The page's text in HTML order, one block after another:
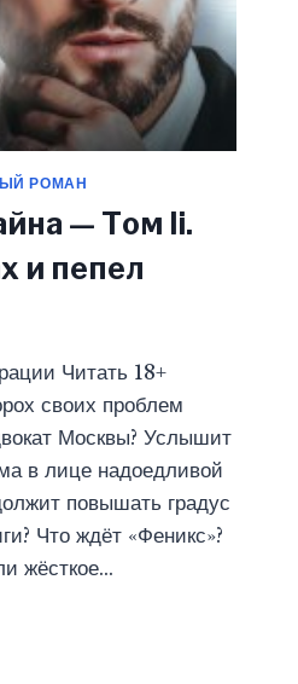
РОМАН
— Том Ii.
и пепел
Читать 18+
своих проблем
Москвы? Услышит
в лице надоедливой
повышать градус
Что ждёт «Феникс»?
жёсткое…